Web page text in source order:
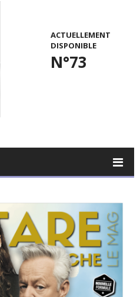
ACTUELLEMENT
DISPONIBLE
N°73